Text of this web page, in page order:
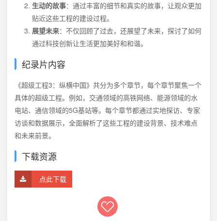
生动的故事：通过丰富的细节和真实的故事，让观众更加
贴近这些工程的建设过程。
展望未来：不仅回顾了过去，还展望了未来，探讨了如何
通过科技创新让生活更加美好和和谐。
纪录片内容
《超级工程3：纵横中国》共分为多个章节，每个章节聚焦一个
具体的超级工程。例如，交通领域的高铁网络、能源领域的水
电站、通信领域的5G基站等。每个章节都通过实地探访、专家
访谈和数据展示，全面解析了这些工程的建设背景、技术难点
和未来前景。
下载资源
点此下载